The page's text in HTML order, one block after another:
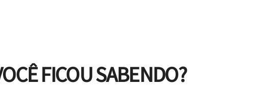
FICOU SABENDO?